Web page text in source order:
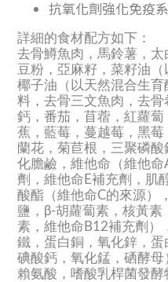
抗氧化劑強化免疫
詳細的食材配方如下：
去骨鱒魚肉，馬鈴薯，
豆粉，亞麻籽，菜籽油
椰子油（以天然混合生
料，去骨三文魚肉，去
鈣，番茄，苜蓿，紅蘿
蕉，藍莓，蔓越莓，黑
蘭花，菊苣根，三聚磷
化膽鹼，維他命（維他
劑，維他命E補充劑，肌
酸酯（維他命C的來源）
鹽，β-胡蘿蔔素，核黃
素，維他命B12補充劑）
鐵，蛋白銅，氧化鋅，蛋
碘酸鈣，氧化錳，硒酵
賴氨酸，嗜酸乳桿菌發